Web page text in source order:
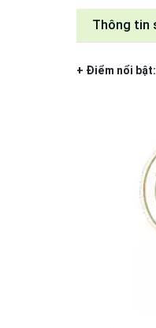
Thông tin
+ Điểm nổi bật: